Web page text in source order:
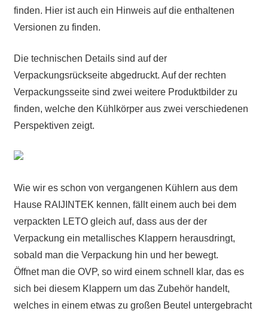
finden. Hier ist auch ein Hinweis auf die enthaltenen
Versionen zu finden.
Die technischen Details sind auf der
Verpackungsrückseite abgedruckt. Auf der rechten
Verpackungsseite sind zwei weitere Produktbilder zu
finden, welche den Kühlkörper aus zwei verschiedenen
Perspektiven zeigt.
Wie wir es schon von vergangenen Kühlern aus dem
Hause RAIJINTEK kennen, fällt einem auch bei dem
verpackten LETO gleich auf, dass aus der der
Verpackung ein metallisches Klappern herausdringt,
sobald man die Verpackung hin und her bewegt.
Öffnet man die OVP, so wird einem schnell klar, das es
sich bei diesem Klappern um das Zubehör handelt,
welches in einem etwas zu großen Beutel untergebracht